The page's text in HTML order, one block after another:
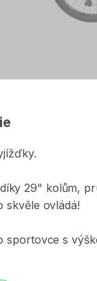
díky 29" kolům​​​​​​,​
skvěle ovládá!
sportovce s